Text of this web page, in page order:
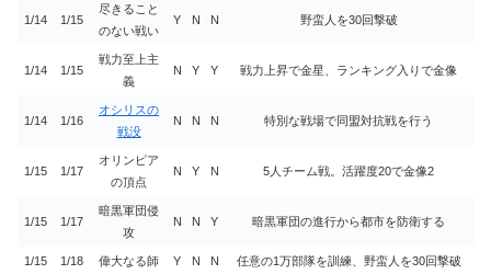
1/14 1/15
尽きること
のない戦い
Y N N 野蛮人を30回撃破
1/14 1/15
戦力至上主
義
N Y Y 戦力上昇で金星、ランキング入りで金像
1/14 1/16
オシリスの
戦没
N N N 特別な戦場で同盟対抗戦を行う
1/15 1/17
オリンピア
の頂点
N Y N 5人チーム戦。活躍度20で金像2
1/15 1/17
暗黒軍団侵
攻
N N Y 暗黒軍団の進行から都市を防衛する
1/15 1/18 偉大なる師 Y N N 任意の1万部隊を訓練、野蛮人を30回撃破